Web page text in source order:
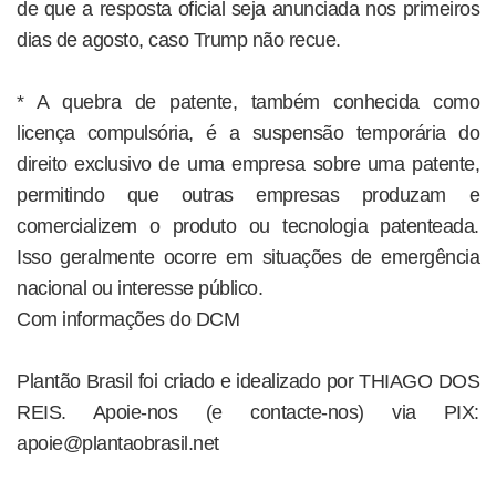
de que a resposta oficial seja anunciada nos primeiros
dias de agosto, caso Trump não recue.
* A quebra de patente, também conhecida como
licença compulsória, é a suspensão temporária do
direito exclusivo de uma empresa sobre uma patente,
permitindo que outras empresas produzam e
comercializem o produto ou tecnologia patenteada.
Isso geralmente ocorre em situações de emergência
nacional ou interesse público.
Com informações do DCM
Plantão Brasil foi criado e idealizado por THIAGO DOS
REIS. Apoie-nos (e contacte-nos) via PIX:
apoie@plantaobrasil.net